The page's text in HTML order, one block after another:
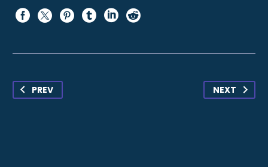
PREV NEXT